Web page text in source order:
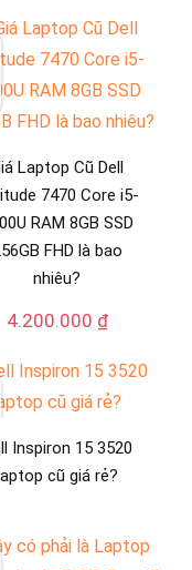
Laptop Cũ Dell
7470 Core i5-
RAM 8GB SSD
FHD là bao
nhiêu?
4.200.000 ₫
Inspiron 15 3520
cũ giá rẻ?